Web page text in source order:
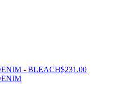
- BLEACH$231.00